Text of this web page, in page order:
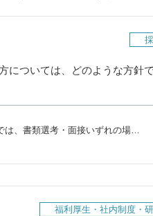
については、どのような方針
は、書類選考・面接いずれの場…
福利厚生・社内制度・